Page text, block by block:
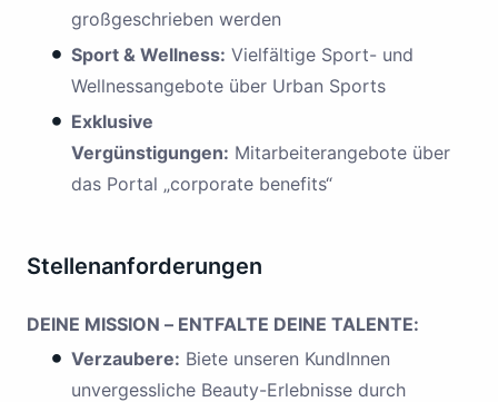
großgeschrieben werden
Sport & Wellness: Vielfältige Sport- und
Wellnessangebote über Urban Sports
Exklusive
Vergünstigungen: Mitarbeiterangebote über
das Portal „corporate benefits“
Stellenanforderungen
DEINE MISSION – ENTFALTE DEINE TALENTE:
Verzaubere: Biete unseren KundInnen
unvergessliche Beauty-Erlebnisse durch